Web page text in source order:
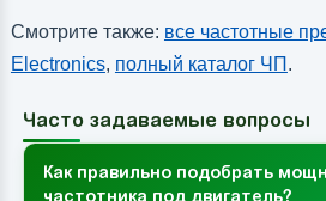
Смотрите также: все частотные
Electronics, полный каталог ЧП .
Часто задаваемые вопросы
Как правильно подобрать
частотника под двигатель?